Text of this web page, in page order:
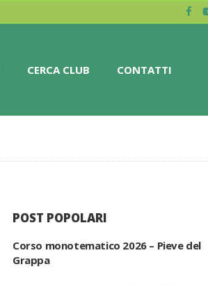
CERCA CLUB CONTATTI
POST POPOLARI
Corso monotematico 2026 – Pieve del
Grappa